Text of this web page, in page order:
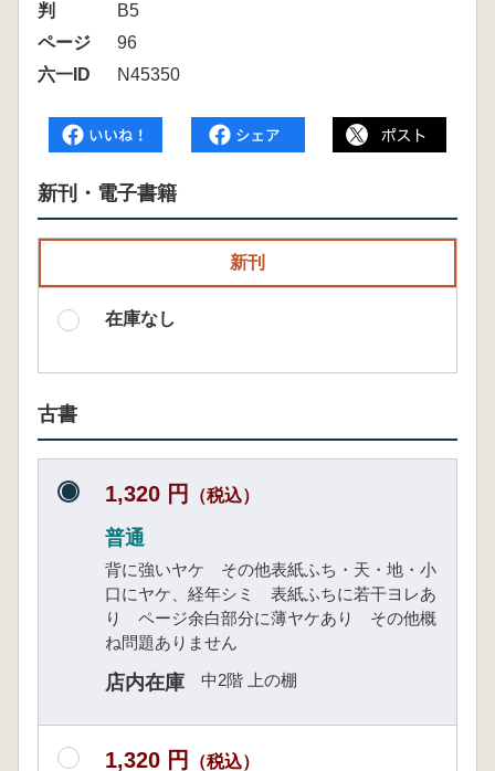
判
B5
ページ
96
六一ID
N45350
新刊・電子書籍
新刊
在庫なし
古書
1,320 円 （税込）
普通
背に強いヤケ その他表紙ふち・天・地・小
口にヤケ、経年シミ 表紙ふちに若干ヨレあ
り ページ余白部分に薄ヤケあり その他概
ね問題ありません
店内在庫 中2階 上の棚
1,320 円 （税込）